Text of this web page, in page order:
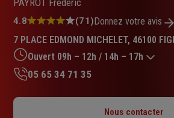
Note
4.8
sur
5
étoiles
4.8 (71)Donnez votre avis
7 PLACE EDMOND MICHELET, 46100
Ouvert 09h – 12h / 14h – 17h
Mardi : 09h – 12h / 14h – 17h
05 65 34 71 35
Nous contacter